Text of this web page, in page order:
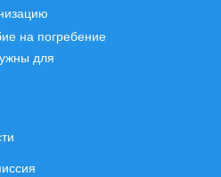
для
на погребение